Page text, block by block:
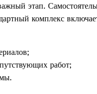
этап.
комплекс
работ;